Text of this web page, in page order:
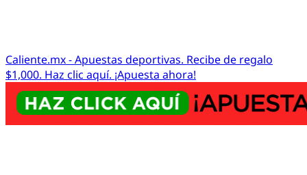
Caliente.mx - Apuestas deportivas. Recibe de regalo
$1,000. Haz clic aquí. ¡Apuesta ahora!